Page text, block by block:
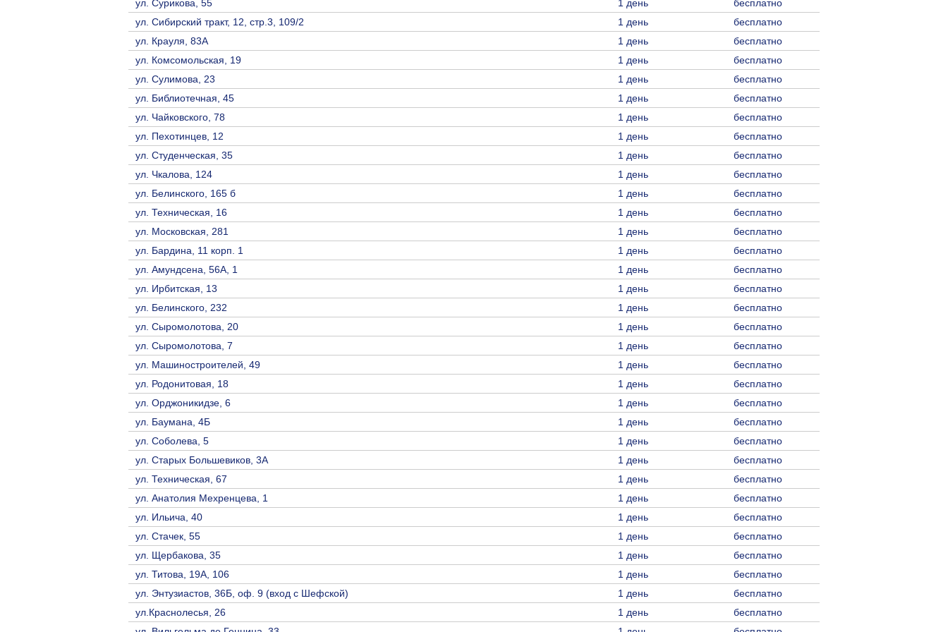
ул. Сурикова, 55
1 день
бесплатно
ул. Сибирский тракт, 12, стр.3, 109/2
1 день
бесплатно
ул. Крауля, 83А
1 день
бесплатно
ул. Комсомольская, 19
1 день
бесплатно
ул. Сулимова, 23
1 день
бесплатно
ул. Библиотечная, 45
1 день
бесплатно
ул. Чайковского, 78
1 день
бесплатно
ул. Пехотинцев, 12
1 день
бесплатно
ул. Студенческая, 35
1 день
бесплатно
ул. Чкалова, 124
1 день
бесплатно
ул. Белинского, 165 б
1 день
бесплатно
ул. Техническая, 16
1 день
бесплатно
ул. Московская, 281
1 день
бесплатно
ул. Бардина, 11 корп. 1
1 день
бесплатно
ул. Амундсена, 56А, 1
1 день
бесплатно
ул. Ирбитская, 13
1 день
бесплатно
ул. Белинского, 232
1 день
бесплатно
ул. Сыромолотова, 20
1 день
бесплатно
ул. Сыромолотова, 7
1 день
бесплатно
ул. Машиностроителей, 49
1 день
бесплатно
ул. Родонитовая, 18
1 день
бесплатно
ул. Орджоникидзе, 6
1 день
бесплатно
ул. Баумана, 4Б
1 день
бесплатно
ул. Соболева, 5
1 день
бесплатно
ул. Старых Большевиков, 3А
1 день
бесплатно
ул. Техническая, 67
1 день
бесплатно
ул. Анатолия Мехренцева, 1
1 день
бесплатно
ул. Ильича, 40
1 день
бесплатно
ул. Стачек, 55
1 день
бесплатно
ул. Щербакова, 35
1 день
бесплатно
ул. Титова, 19А, 106
1 день
бесплатно
ул. Энтузиастов, 36Б, оф. 9 (вход с Шефской)
1 день
бесплатно
ул.Краснолесья, 26
1 день
бесплатно